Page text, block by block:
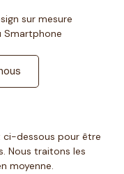
sur mesure
Smartphone
ci-dessous pour être
Nous traitons les
moyenne.